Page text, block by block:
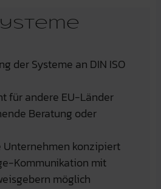
der Systeme an DIN ISO
für andere EU-Länder
Beratung oder
konzipiert
Kommunikation mit
möglich